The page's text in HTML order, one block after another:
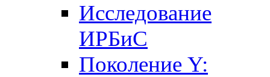
Исследование
ИРБиС
Поколение Y: